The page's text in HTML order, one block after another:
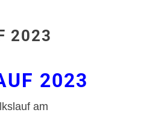
2023
2023
am